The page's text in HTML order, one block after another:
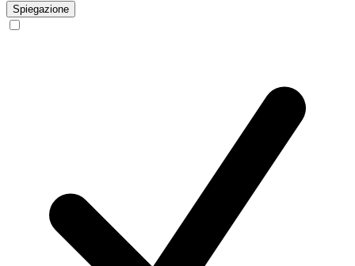
Spiegazione